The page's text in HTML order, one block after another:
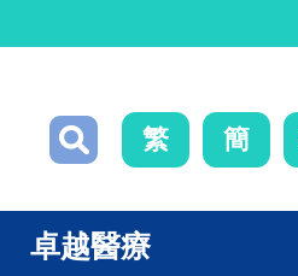
繁 簡
卓越醫療